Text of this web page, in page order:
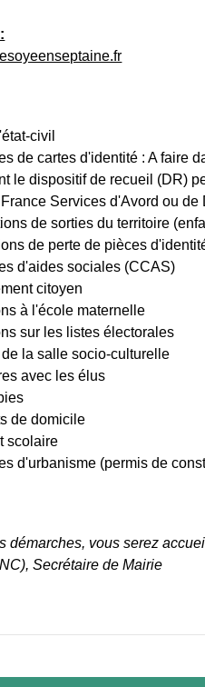
civil
de cartes d'identité : A faire
le dispositif de recueil (DR)
Services d'Avord ou de
de sorties du territoire
de perte de pièces
d'aides sociales (CCAS)
citoyen
à l'école maternelle
sur les listes électorales
de la salle socio-culturelle
avec les élus
de domicile
scolaire
d'urbanisme (permis de
démarches, vous serez
Secrétaire de Mairie